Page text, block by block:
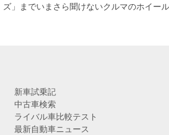
ブ
ズ」までいまさら聞けないクルマのホイー
新車試乗記
中古車検索
ライバル車比較テスト
最新自動車ニュース